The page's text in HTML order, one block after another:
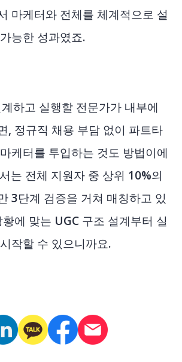
마케터와 전체를 체계적으로 설
능한 성과였죠.
하고 실행할 전문가가 내부에
, 정규직 채용 부담 없이 파트타
케터를 투입하는 것도 방법이에
는 전체 지원자 중 상위 10%의
3단계 검증을 거쳐 매칭하고 있
에 맞는 UGC 구조 설계부터 실
작할 수 있으니까요.